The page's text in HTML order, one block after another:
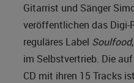
Gitarrist und Sänger
veröffentlichen das Digi-
reguläres Label Soulfood
im Selbstvertrieb. Die
CD mit ihren 15 Tracks